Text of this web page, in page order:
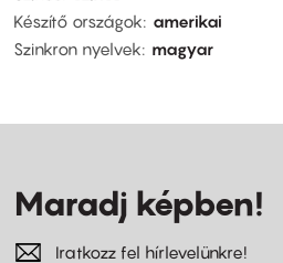
Készítő országok
amerikai
Szinkron nyelvek
magyar
Maradj képben!
Iratkozz fel hírlevelünkre!